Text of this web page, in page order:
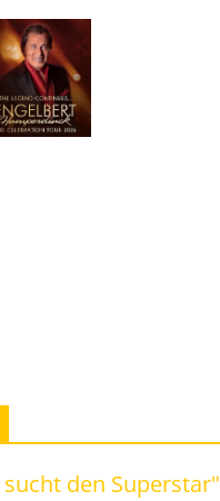
den Superstar"